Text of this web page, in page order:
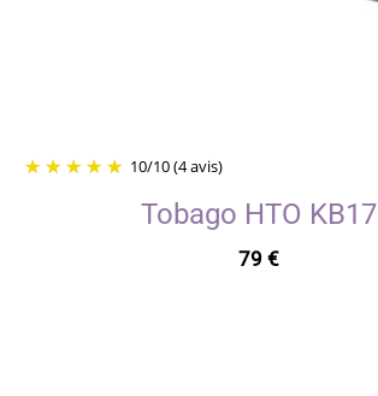
10/10(4 avis)
Tobago HTO KB17
79 €